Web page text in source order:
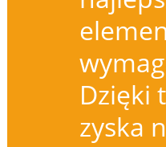
Dzięki
zyska